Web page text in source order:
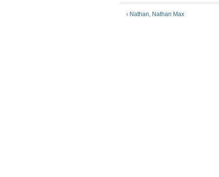
‹ Nathan, Nathan Max